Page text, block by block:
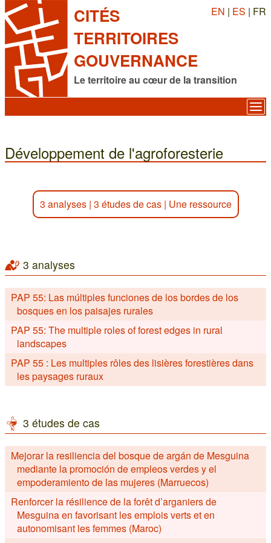
CITÉS
TERRITOIRES
GOUVERNANCE
Le territoire au cœur de la transition
EN | ES | FR
Développement de l'agroforesterie
3 analyses| 3 études de cas| Une ressource
3 analyses
PAP 55: Las múltiples funciones de los bordes de los
bosques en los paisajes rurales
PAP 55: The multiple roles of forest edges in rural
landscapes
PAP 55 : Les multiples rôles des lisières forestières dans
les paysages ruraux
3 études de cas
Mejorar la resiliencia del bosque de argán de Mesguina
mediante la promoción de empleos verdes y el
empoderamiento de las mujeres (Marruecos)
Renforcer la résilience de la forêt d’arganiers de
Mesguina en favorisant les emplois verts et en
autonomisant les femmes (Maroc)